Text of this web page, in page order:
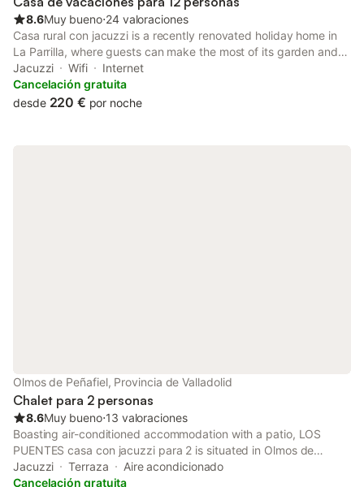
8.6Muy bueno⋅24 valoraciones
Casa rural con jacuzzi is a recently renovated holiday home in
La Parrilla, where guests can make the most of its garden and
bar.
Jacuzzi Wifi
Internet
Cancelación gratuita
desde 220 € por noche
Olmos de Peñafiel, Provincia de Valladolid
Chalet para 2 personas
8.6Muy bueno⋅13 valoraciones
Boasting air-conditioned accommodation with a patio, LOS
PUENTES casa con jacuzzi para 2 is situated in Olmos de
Peñafiel. A hot tub is available for guests. Outdoor seating is
also available at the villa.
Jacuzzi Terraza
Aire acondicionado
Cancelación gratuita